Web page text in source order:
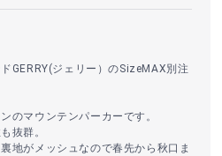
GERRY(ジェリー）のSizeMAX別注
のマウンテンパーカーです。
抜群。
地がメッシュなので春先から秋口ま